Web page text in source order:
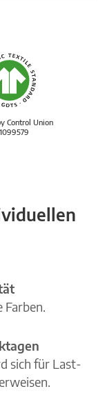
Control Union
Farben.
sich für Last-